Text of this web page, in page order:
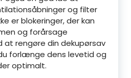
og filter
er blokeringer, der kan
og forårsage
at rengøre din dekupørsav
forlænge dens levetid og
optimalt.